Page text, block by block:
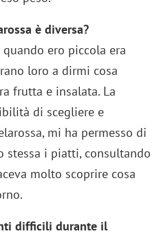
è diversa?
ero piccola era
loro a dirmi cosa
frutta e insalata. La
di scegliere e
mi ha permesso di
stessa i piatti, consultando
molto scoprire cosa
difficili durante il